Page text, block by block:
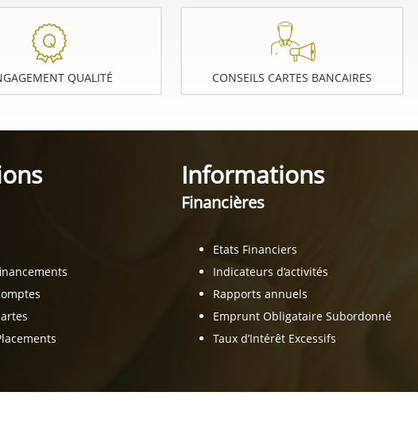
QUALITÉ CONSEILS CARTES BANCAIRES
Informations
Financières
Etats Financiers
Indicateurs d’activités
Rapports annuels
Emprunt Obligataire Subordonné
Taux d’Intérêt Excessifs